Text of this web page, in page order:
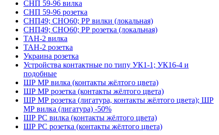
СНП 59-96 вилка
СНП 59-96 розетка
СНП49; СНО60; РР вилки (локальная)
СНП49; СНО60; РР розетка (локальная)
ТАН-2 вилка
ТАН-2 розетка
Украина розетка
Устройства контактные по типу УК1-1; УК16-4 и
подобные
ШР МР вилка (контакты жёлтого цвета)
ШР МР розетка (контакты жёлтого цвета)
ШР МР розетка (лигатура, контакты жёлтого цвета); ШР
МР вилка (лигатура) -50%
ШР РС вилка (контакты жёлтого цвета)
ШР РС розетка (контакты жёлтого цвета)